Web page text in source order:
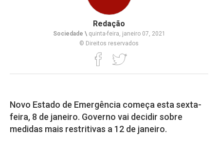
Redação
Sociedade \quinta-feira, janeiro 07, 2021
© Direitos reservados
Novo Estado de Emergência começa esta sexta-
feira, 8 de janeiro. Governo vai decidir sobre
medidas mais restritivas a 12 de janeiro.